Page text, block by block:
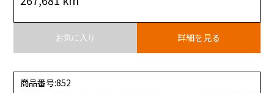
お気に入り 詳細を見る
商品番号:852